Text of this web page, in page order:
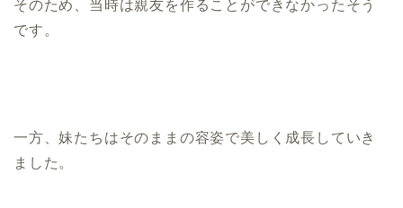
そのため、当時は親友を作ることができなかったそう
です。
一方、妹たちはそのままの容姿で美しく成長していき
ました。